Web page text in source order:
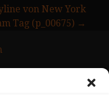
von New York
Tag (p_00675) →